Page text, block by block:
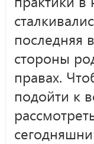
последняя
стороны
правах.
подойти к